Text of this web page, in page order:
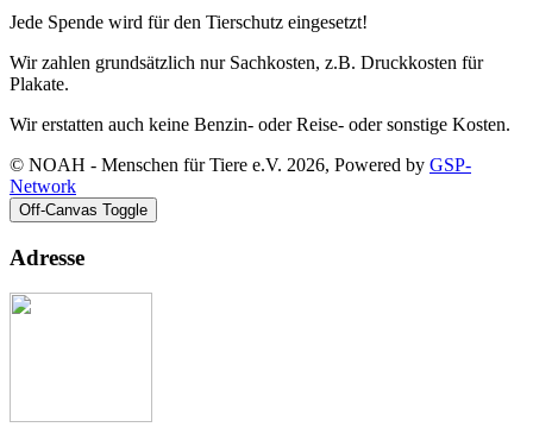
Jede Spende wird für den Tierschutz eingesetzt!
Wir zahlen grundsätzlich nur Sachkosten, z.B. Druckkosten für
Plakate.
Wir erstatten auch keine Benzin- oder Reise- oder sonstige Kosten.
© NOAH - Menschen für Tiere e.V. 2026, Powered by GSP-
Network
Off-Canvas Toggle
Adresse